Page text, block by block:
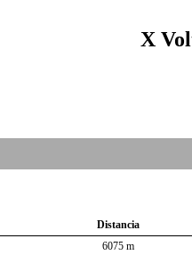
X
Distancia
6075 m